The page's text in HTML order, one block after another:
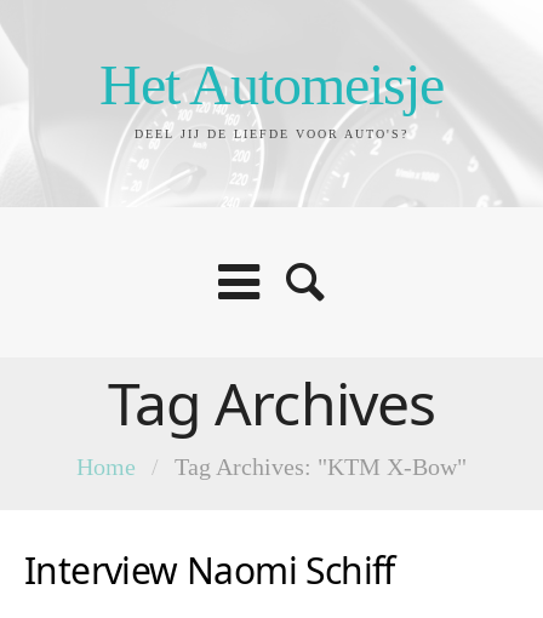
Het Automeisje
DEEL JIJ DE LIEFDE VOOR AUTO'S?
Tag Archives
Home / Tag Archives: "KTM X-Bow"
Interview Naomi Schiff